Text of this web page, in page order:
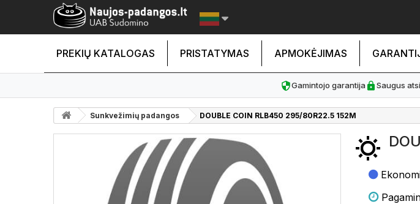
PREKIŲ KATALOGAS PRISTATYMAS APMOKĖJIMAS
Gamintojo garantija Saugus
Sunkvežimių padangos DOUBLE COIN RLB450 295/80R22.5 152M